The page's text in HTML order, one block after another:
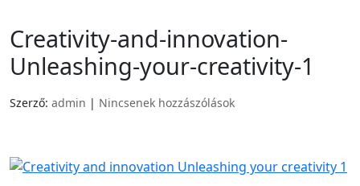
Creativity-and-innovation-
Unleashing-your-creativity-1
Szerző: admin | Nincsenek hozzászólások